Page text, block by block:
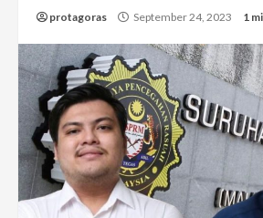
protagoras September 24, 2023 1